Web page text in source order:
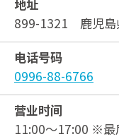
地址
899-1321 鹿児島
电话号码
0996-88-6766
营业时间
11:00～17:00 ※最